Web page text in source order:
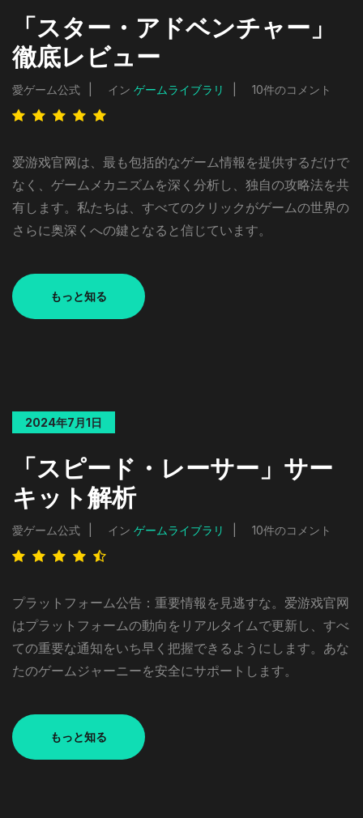
「スター・アドベンチャー」
徹底レビュー
愛ゲーム公式 イン ゲームライブラリ 10件のコメント
爱游戏官网は、最も包括的なゲーム情報を提供するだけで
なく、ゲームメカニズムを深く分析し、独自の攻略法を共
有します。私たちは、すべてのクリックがゲームの世界の
さらに奥深くへの鍵となると信じています。
もっと知る
2024年7月1日
「スピード・レーサー」サー
キット解析
愛ゲーム公式 イン ゲームライブラリ 10件のコメント
プラットフォーム公告：重要情報を見逃すな。爱游戏官网
はプラットフォームの動向をリアルタイムで更新し、すべ
ての重要な通知をいち早く把握できるようにします。あな
たのゲームジャーニーを安全にサポートします。
もっと知る